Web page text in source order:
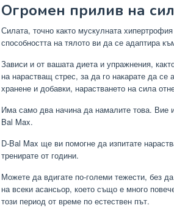
Огромен прилив на
Силата, точно както мускулната
способността на тялото ви да се адаптира
Зависи и от вашата диета и упражнения,
на нарастващ стрес, за да го накарате да
хранене и добавки, нарастването на сила
Има само два начина да намалите това. Вие
Bal Max.
D-Bal Max ще ви помогне да изпитате
тренирате от години.
Можете да вдигате по-големи тежести, без
на всеки асансьор, което също е много
този период от време по естествен път.